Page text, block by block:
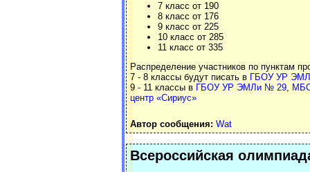
7 класс от 190
8 класс от 176
9 класс от 225
10 класс от 285
11 класс от 335
Распределение участников по пунктам
7 - 8 классы будут писать в ГБОУ УР
9 - 11 классы в ГБОУ УР ЭМЛи № 29,
центр «Сириус»
Автор сообщения: Wat
Всероссийская